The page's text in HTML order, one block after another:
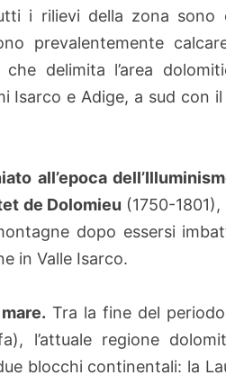
i rilievi della zona sono
prevalentemente
che delimita l’area
Isarco e Adige, a sud con
all’epoca
de Dolomieu (1750-
dopo essersi
in Valle Isarco.
Tra la fine del
l’attuale regione
blocchi continentali: la